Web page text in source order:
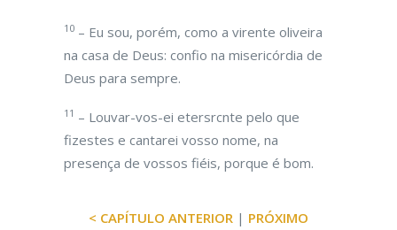
10 – Eu sou, porém, como a virente oliveira
na casa de Deus: confio na misericórdia de
Deus para sempre.
11 – Louvar-vos-ei etersrcnte pelo que
fizestes e cantarei vosso nome, na
presença de vossos fiéis, porque é bom.
< CAPÍTULO ANTERIOR | PRÓXIMO